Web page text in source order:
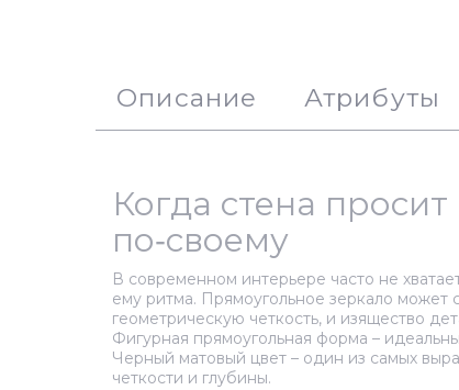
Описание Атрибуты
Когда стена
по‑своему
В современном интерьере часто не
ему ритма. Прямоугольное зеркало может
геометрическую четкость, и изящество
Фигурная прямоугольная форма –
Черный матовый цвет – один из самых
четкости и глубины.